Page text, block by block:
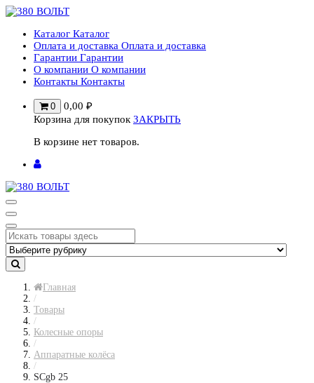
Перейти
содержимому
Каталог Каталог
Оплата и доставка Оплата и доставка
Гарантии Гарантии
О компании О компании
Контакты Контакты
0 0,00 ₽
Корзина для покупок ЗАКРЫТЬ
В корзине нет товаров.
Главная
/
Товары
/
Колесные опоры
/
Аппаратные колёса
/
SCgb 25